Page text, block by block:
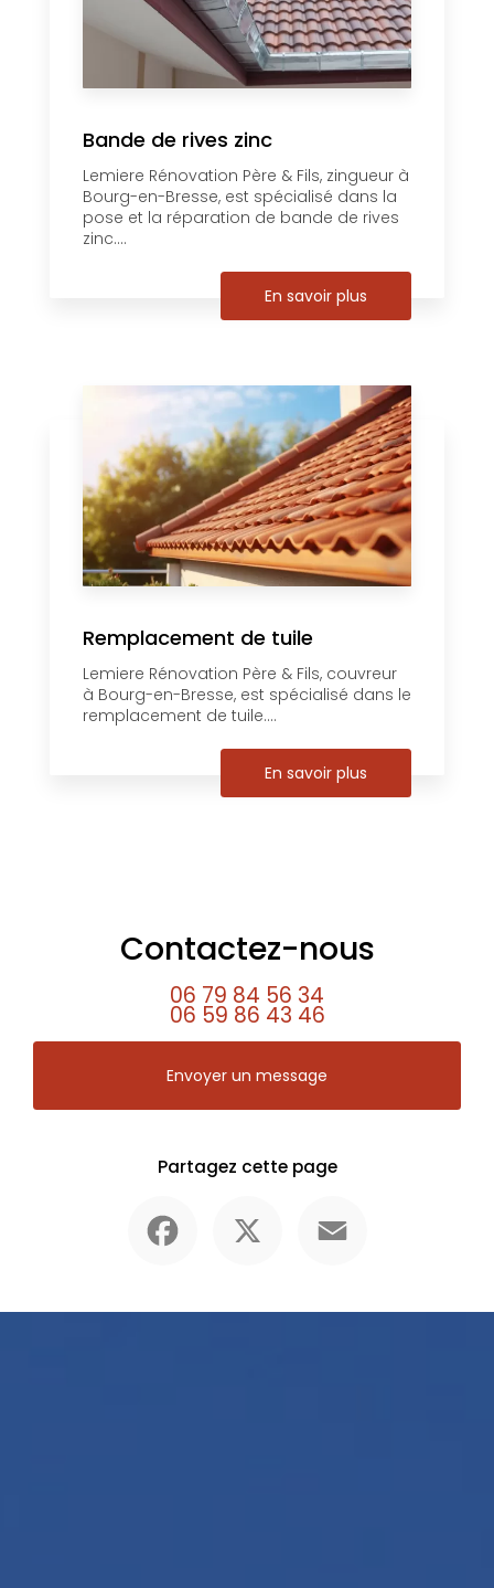
Bande de rives zinc
Lemiere Rénovation Père & Fils, zingueur à
Bourg-en-Bresse, est spécialisé dans la
pose et la réparation de bande de rives
zinc....
En savoir plus
Remplacement de tuile
Lemiere Rénovation Père & Fils, couvreur
à Bourg-en-Bresse, est spécialisé dans le
remplacement de tuile....
En savoir plus
Contactez-nous
06 79 84 56 34
06 59 86 43 46
Envoyer un message
Partagez cette page